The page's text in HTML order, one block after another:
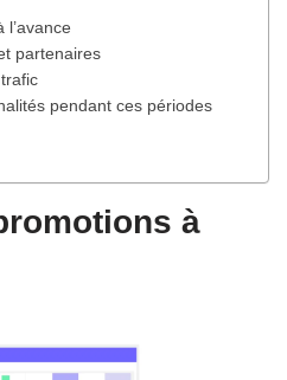
l’avance
partenaires
pendant ces périodes
à